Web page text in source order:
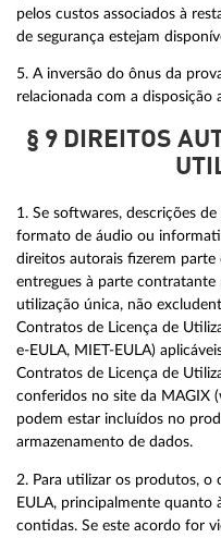
pelos custos associados à
de segurança estejam
5. A inversão do ônus da
relacionada com a disposição
§ 9 DIREITOS
1. Se softwares, descrições
formato de áudio ou
direitos autorais fizerem
entregues à parte contratante
utilização única, não
Contratos de Licença de
e-EULA, MIET-EULA)
Contratos de Licença de
conferidos no site da MAGIX
podem estar incluídos no
armazenamento de dados.
2. Para utilizar os produtos,
EULA, principalmente quanto
contidas. Se este acordo for